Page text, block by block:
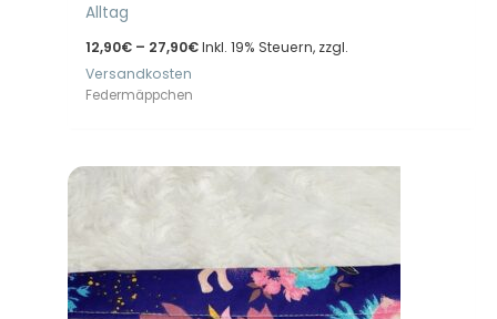
Alltag
12,90€ – 27,90€Preisspanne:
Inkl. 19% Steuern, zzgl.
Versandkosten
Federmäppchen